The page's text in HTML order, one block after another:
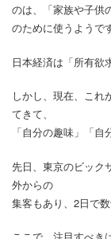
のは、「家族や子供
のために使うようです
日本経済は「所有欲
しかし、現在、これ
てきて、
「自分の趣味」「自
先日、東京のビック
外からの
集客もあり、2日で